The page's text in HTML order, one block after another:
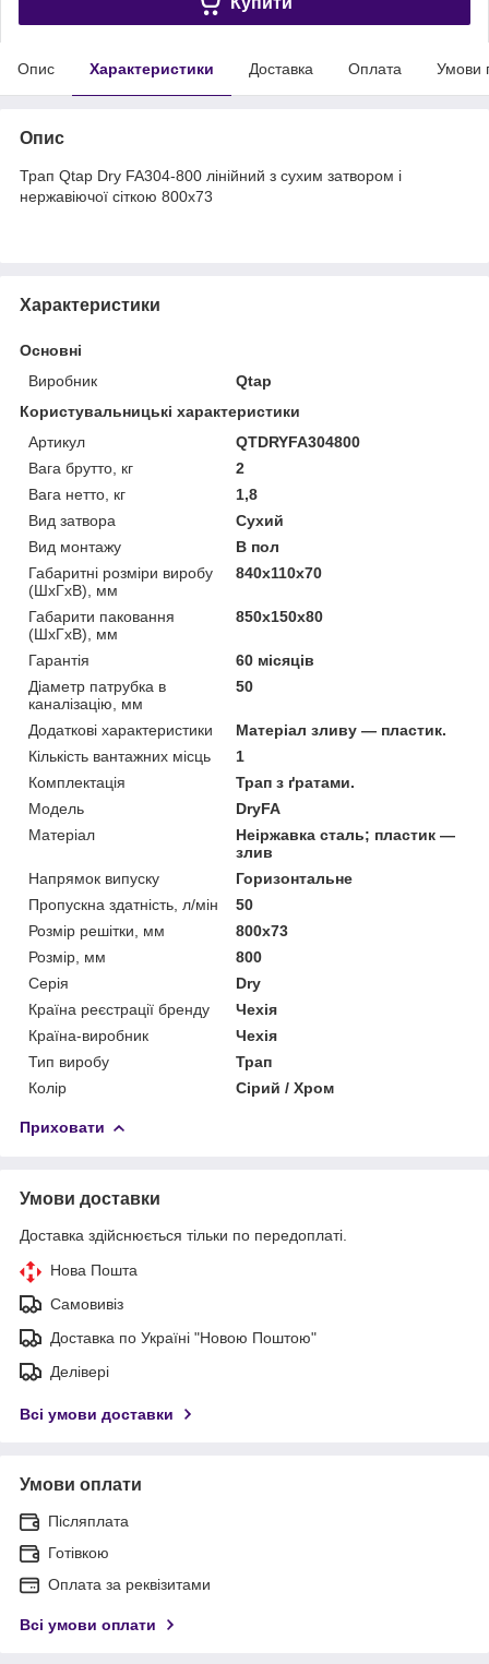
Опис Характеристики Доставка Оплата Умови
Опис
Трап Qtap Dry FA304-800 лінійний з сухим затвором і
нержавіючої сіткою 800х73
Характеристики
Основні
Виробник
Qtap
Користувальницькі характеристики
Артикул
QTDRYFA304800
Вага брутто, кг
2
Вага нетто, кг
1,8
Вид затвора
Сухий
Вид монтажу
В пол
Габаритні розміри виробу
(ШхГхВ), мм
840х110х70
Габарити паковання
(ШхГхВ), мм
850х150х80
Гарантія
60 місяців
Діаметр патрубка в
каналізацію, мм
50
Додаткові характеристики
Матеріал зливу — пластик.
Кількість вантажних місць
1
Комплектація
Трап з ґратами.
Мoдель
DryFA
Матеріал
Неіржавка сталь; пластик —
злив
Напрямок випуску
Горизонтальне
Пропускна здатність, л/мін
50
Розмір решітки, мм
800х73
Розмір, мм
800
Серія
Dry
Країна реєстрації бренду
Чехія
Країна-виробник
Чехія
Тип виробу
Трап
Колір
Сірий / Хром
Приховати
Умови доставки
Доставка здійснюється тільки по передоплаті.
Нова Пошта
Самовивіз
Доставка по Україні "Новою Поштою"
Делівері
Всі умови доставки
Умови оплати
Післяплата
Готівкою
Оплата за реквізитами
Всі умови оплати